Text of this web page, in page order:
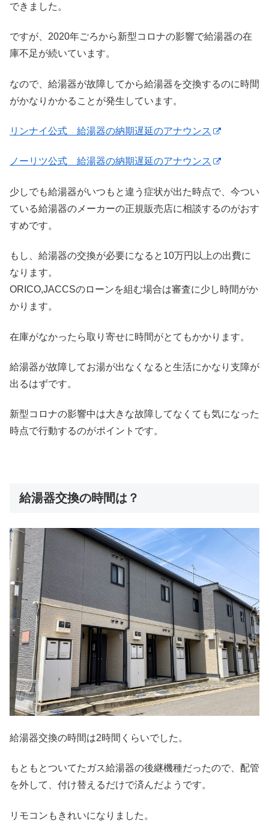
できました。
ですが、2020年ごろから新型コロナの影響で給湯器の在
庫不足が続いています。
なので、給湯器が故障してから給湯器を交換するのに時間
がかなりかかることが発生しています。
リンナイ公式 給湯器の納期遅延のアナウンス
ノーリツ公式 給湯器の納期遅延のアナウンス
少しでも給湯器がいつもと違う症状が出た時点で、今つい
ている給湯器のメーカーの正規販売店に相談するのがおす
すめです。
もし、給湯器の交換が必要になると10万円以上の出費に
なります。
ORICO,JACCSのローンを組む場合は審査に少し時間がか
かります。
在庫がなかったら取り寄せに時間がとてもかかります。
給湯器が故障してお湯が出なくなると生活にかなり支障が
出るはずです。
新型コロナの影響中は大きな故障してなくても気になった
時点で行動するのがポイントです。
給湯器交換の時間は？
給湯器交換の時間は2時間くらいでした。
もともとついてたガス給湯器の後継機種だったので、配管
を外して、付け替えるだけで済んだようです。
リモコンもきれいになりました。